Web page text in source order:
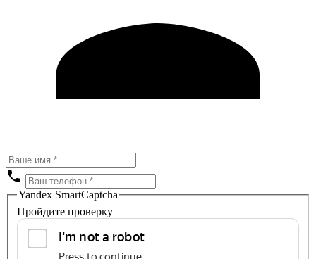
Yandex SmartCaptcha
Пройдите проверку